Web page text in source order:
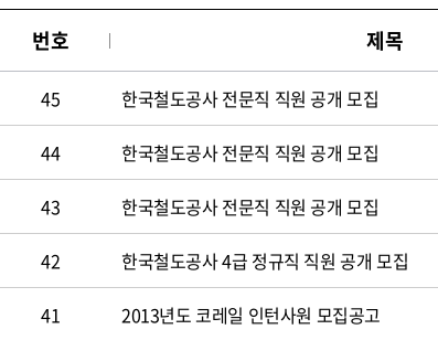
번호 제목
45 한국철도공사 전문직 직원 공개 모집
44 한국철도공사 전문직 직원 공개 모집
43 한국철도공사 전문직 직원 공개 모집
42 한국철도공사 4급 정규직 직원 공개 모집
41 2013년도 코레일 인턴사원 모집공고